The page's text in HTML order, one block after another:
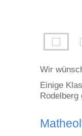
Wir
Einige